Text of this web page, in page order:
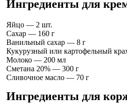
Ингредиенты для
Яйцо — 2 шт.
Сахар — 160 г
Ванильный сахар — 8 г
Кукурузный или картофельный
Молоко — 200 мл
Сметана 20% — 300 г
Сливочное масло — 70 г
Ингредиенты для